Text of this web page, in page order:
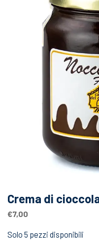
Crema di
€7,00
Solo 5 pezzi disponibili